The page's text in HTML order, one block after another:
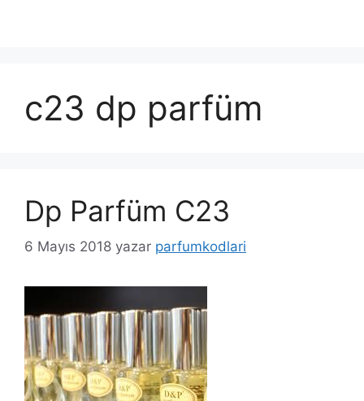
c23 dp parfüm
Dp Parfüm C23
6 Mayıs 2018 yazar parfumkodlari